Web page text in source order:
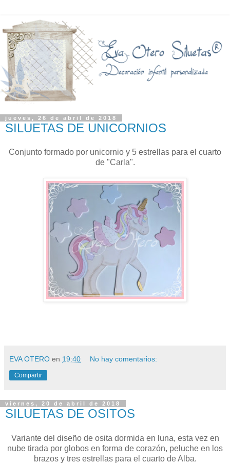
jueves, 26 de abril de 2018
SILUETAS DE UNICORNIOS
Conjunto formado por unicornio y 5 estrellas para el cuarto
de "Carla".
EVA OTERO en 19:40 No hay comentarios:
Compartir
viernes, 20 de abril de 2018
SILUETAS DE OSITOS
Variante del diseño de osita dormida en luna, esta vez en
nube tirada por globos en forma de corazón, peluche en los
brazos y tres estrellas para el cuarto de Alba.